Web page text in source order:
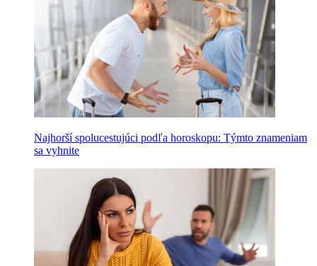
Najhorší spolucestujúci podľa horoskopu: Týmto znameniam
sa vyhnite